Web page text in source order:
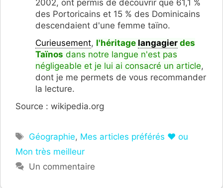
2002, ont permis de découvrir que 61,1 %
des Portoricains et 15 % des Dominicains
descendaient d'une femme taïno.
Curieusement, l'héritage langagier des
Taïnos dans notre langue n'est pas
négligeable et je lui ai consacré un article,
dont je me permets de vous recommander
la lecture.
Source : wikipedia.org
Étiquettes
Géographie, Mes articles préférés ❤ ou
Mon très meilleur
Un commentaire